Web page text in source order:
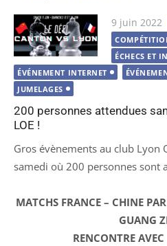
Publié
le
9 juin 2022
ÉCHECS ET
ÉVÉNEMENT INTERNET
JUMELAGES
200 personnes attendues
LOE !
Gros évènements au club Lyon
samedi où 200 personnes sont
MATCHS FRANCE – CHINE
GUANG
RENCONTRE AVEC